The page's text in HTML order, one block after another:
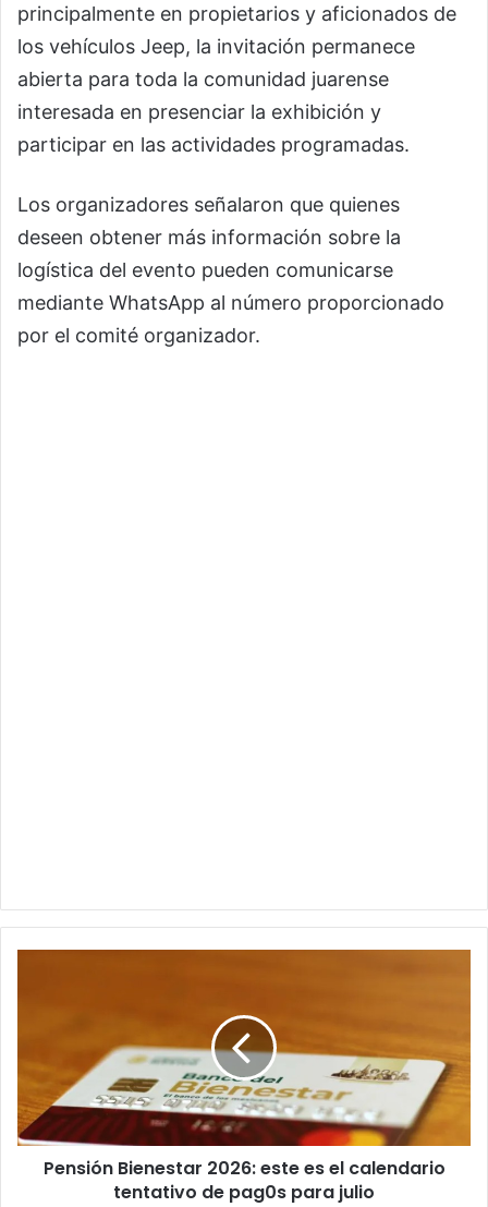
principalmente en propietarios y aficionados de
los vehículos Jeep, la invitación permanece
abierta para toda la comunidad juarense
interesada en presenciar la exhibición y
participar en las actividades programadas.
Los organizadores señalaron que quienes
deseen obtener más información sobre la
logística del evento pueden comunicarse
mediante WhatsApp al número proporcionado
por el comité organizador.
calendario
tentativo
de
pag0sPensión Bienestar 2026: este es el calendario
tentativo de pag0s para julio